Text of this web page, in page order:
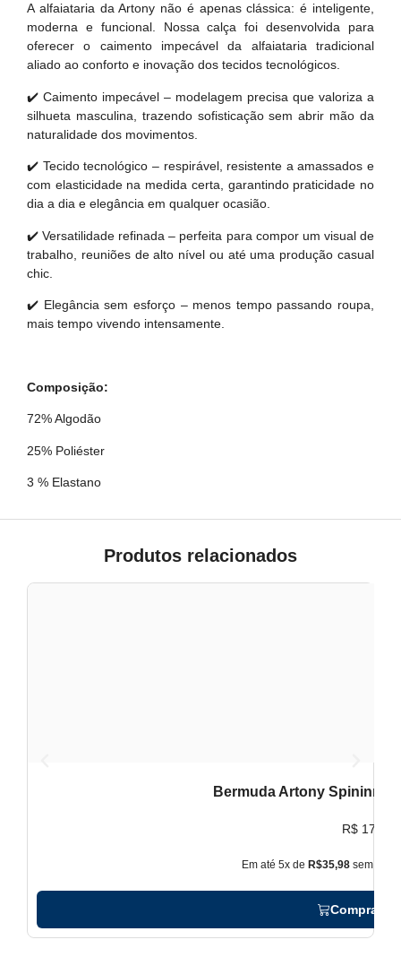
A alfaiataria da Artony não é apenas clássica: é inteligente,
moderna e funcional. Nossa calça foi desenvolvida para
oferecer o caimento impecável da alfaiataria tradicional
aliado ao conforto e inovação dos tecidos tecnológicos.
✔️ Caimento impecável – modelagem precisa que valoriza a
silhueta masculina, trazendo sofisticação sem abrir mão da
naturalidade dos movimentos.
✔️ Tecido tecnológico – respirável, resistente a amassados e
com elasticidade na medida certa, garantindo praticidade no
dia a dia e elegância em qualquer ocasião.
✔️ Versatilidade refinada – perfeita para compor um visual de
trabalho, reuniões de alto nível ou até uma produção casual
chic.
✔️ Elegância sem esforço – menos tempo passando roupa,
mais tempo vivendo intensamente.
Composição:
72% Algodão
25% Poliéster
3 % Elastano
Produtos relacionados
Bermuda Artony Spininng
R$179,90
Em até 5x de R$35,98sem
Comprar